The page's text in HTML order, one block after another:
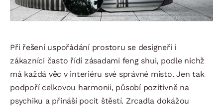
Při řešení uspořádání prostoru se designeři i
zákazníci často řídí zásadami feng shui, podle nichž
má každá věc v interiéru své správné místo. Jen tak
podpoří celkovou harmonii, působí pozitivně na
psychiku a přináší pocit štěstí. Zrcadla dokážou